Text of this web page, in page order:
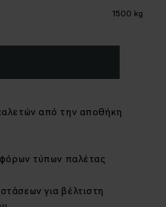
1500 kg
από την αποθήκη
τύπων παλέτας
για βέλτιστη